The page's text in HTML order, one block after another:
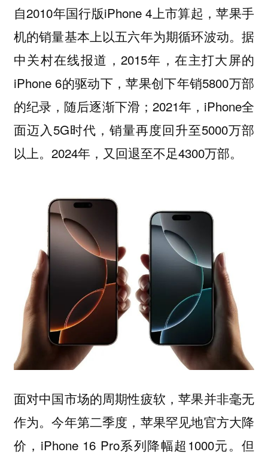
自2010年国行版iPhone 4上市算起，苹果手
机的销量基本上以五六年为期循环波动。据
中关村在线报道，2015年，在主打大屏的
iPhone 6的驱动下，苹果创下年销5800万部
的纪录，随后逐渐下滑；2021年，iPhone全
面迈入5G时代，销量再度回升至5000万部
以上。2024年，又回退至不足4300万部。
面对中国市场的周期性疲软，苹果并非毫无
作为。今年第二季度，苹果罕见地官方大降
价，iPhone 16 Pro系列降幅超1000元。但